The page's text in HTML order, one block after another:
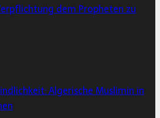
dem Propheten zu
Algerische Muslimin in